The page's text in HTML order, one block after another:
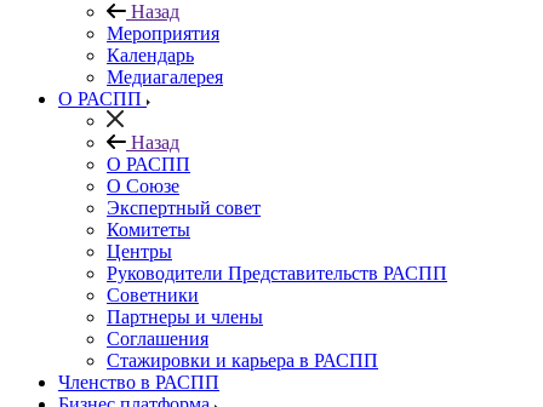
Назад
Мероприятия
Календарь
Медиагалерея
О РАСПП
Назад
О РАСПП
О Союзе
Экспертный совет
Комитеты
Центры
Руководители Представительств РАСПП
Советники
Партнеры и члены
Соглашения
Стажировки и карьера в РАСПП
Членство в РАСПП